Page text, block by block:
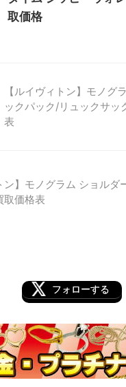
取価格
【ルイヴィトン】モノグ
ックパック/リュックサッ
表
ン】モノグラム ショルダ
取価格表
フォローする